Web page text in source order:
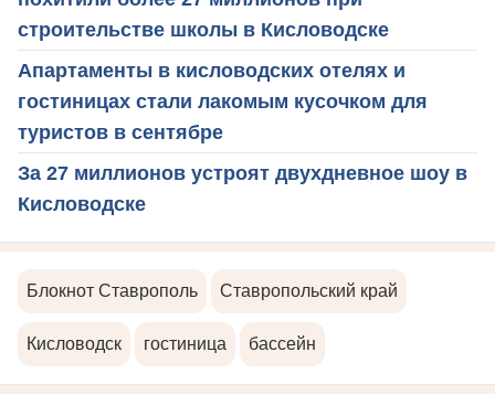
строительстве школы в Кисловодске
Апартаменты в кисловодских отелях и
гостиницах стали лакомым кусочком для
туристов в сентябре
За 27 миллионов устроят двухдневное шоу в
Кисловодске
Блокнот Ставрополь Ставропольский край
Кисловодск гостиница бассейн